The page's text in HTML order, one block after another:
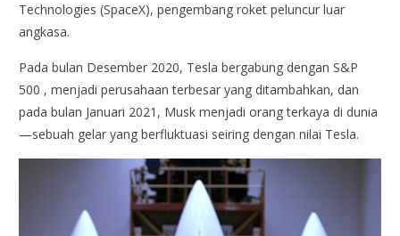
Technologies (SpaceX), pengembang roket peluncur luar
angkasa.
Pada bulan Desember 2020, Tesla bergabung dengan S&P
500 , menjadi perusahaan terbesar yang ditambahkan, dan
pada bulan Januari 2021, Musk menjadi orang terkaya di dunia
—sebuah gelar yang berfluktuasi seiring dengan nilai Tesla.